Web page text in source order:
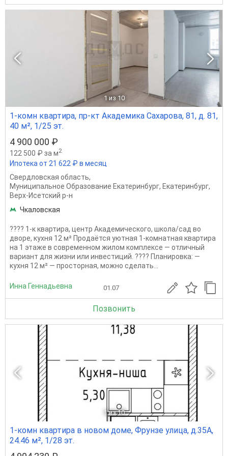
1 из 10
1-комн квартира, пр-кт Академика Сахарова, 81, д. 81,
40 м², 1/25 эт.
4 900 000 ₽
122 500 ₽ за м2
Ипотека от 21 622 ₽ в месяц
Свердловская область,
Муниципальное Образование Екатеринбург, Екатеринбург,
Верх-Исетский р-н
Чкаловская
???? 1-к квартира, центр Академического, школа/сад во
дворе, кухня 12 м² Продаётся уютная 1-комнатная квартира
на 1 этаже в современном жилом комплексе — отличный
вариант для жизни или инвестиций. ???? Планировка: —
кухня 12 м² — просторная, можно сделать...
Инна Геннадьевна 01.07
Позвонить
1 из 10
1-комн квартира в новом доме, Фрунзе улица, д.35А,
24.46 м², 1/28 эт.